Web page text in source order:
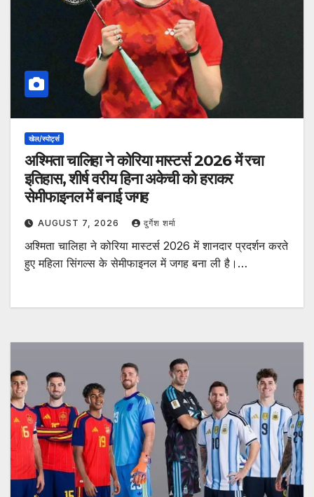
खेल/स्पोर्ट्स
अश्मिता चालिहा ने कोरिया मास्टर्स 2026 में रचा
इतिहास, शीर्ष वरीय हिना अकेची को हराकर
सेमीफाइनल में बनाई जगह
AUGUST 7, 2026 दुर्गेश शर्मा
अश्मिता चालिहा ने कोरिया मास्टर्स 2026 में शानदार प्रदर्शन करते
हुए महिला सिंगल्स के सेमीफाइनल में जगह बना ली है।…